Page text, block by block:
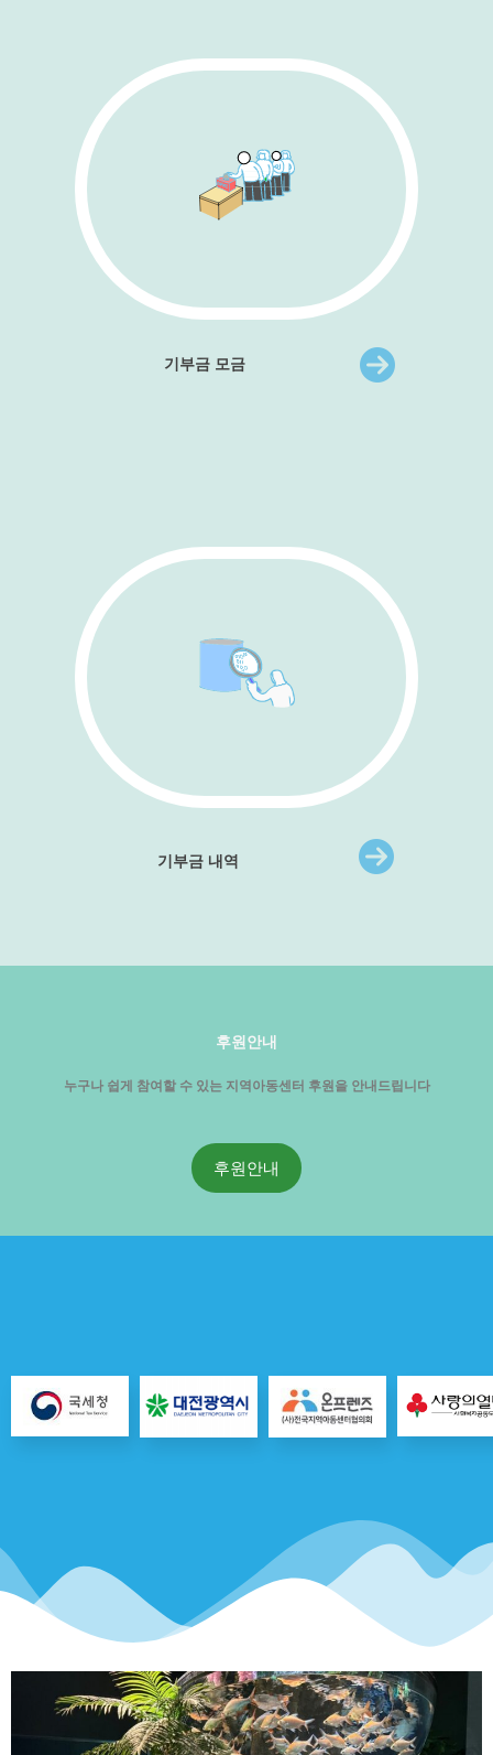
기부금 모금
기부금 내역
후원안내
누구나 쉽게 참여할 수 있는 지역아동센터 후원을 안내드립니다
후원안내